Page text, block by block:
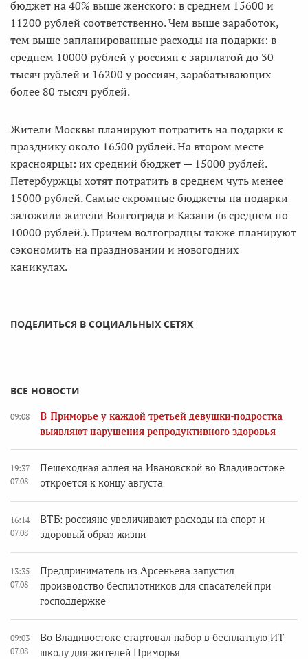
бюджет на 40% выше женского: в среднем 15600 и
11200 рублей соответственно. Чем выше заработок,
тем выше запланированные расходы на подарки: в
среднем 10000 рублей у россиян с зарплатой до 30
тысяч рублей и 16200 у россиян, зарабатывающих
более 80 тысяч рублей.
Жители Москвы планируют потратить на подарки к
празднику около 16500 рублей. На втором месте
красноярцы: их средний бюджет — 15000 рублей.
Петербуржцы хотят потратить в среднем чуть менее
15000 рублей. Самые скромные бюджеты на подарки
заложили жители Волгограда и Казани (в среднем по
10000 рублей.). Причем волгоградцы также планируют
сэкономить на праздновании и новогодних
каникулах.
ПОДЕЛИТЬСЯ В СОЦИАЛЬНЫХ СЕТЯХ
ВСЕ НОВОСТИ
09:08
В Приморье у каждой третьей девушки-подростка
выявляют нарушения репродуктивного здоровья
19:37
07.08
Пешеходная аллея на Ивановской во Владивостоке
откроется к концу августа
16:14
07.08
ВТБ: россияне увеличивают расходы на спорт и
здоровый образ жизни
13:35
07.08
Предприниматель из Арсеньева запустил
производство беспилотников для спасателей при
господдержке
09:03
07.08
Во Владивостоке стартовал набор в бесплатную ИТ-
школу для жителей Приморья